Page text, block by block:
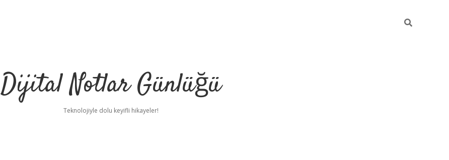
Dijital Notlar Günlüğü
Teknolojiyle dolu keyifli hikayeler!